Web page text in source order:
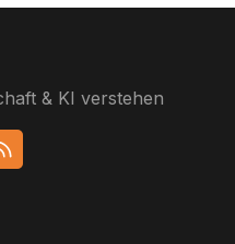
& KI verstehen